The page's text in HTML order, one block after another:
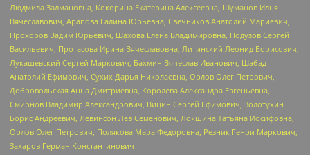
Людмила Залмановна, Кокорина Екатерина Алексеевна, Шуманов Илья
Вячеславович, Арапова Галина Юрьевна, Свечников Анатолий Мариевич,
Прохоров Вадим Юрьевич, Шахова Елена Владимировна, Подузов Сергей
Васильевич, Протасова Ирина Вячеславовна, Литинский Леонид Борисович,
Лукашевский Сергей Маркович, Бахмин Вячеслав Иванович, Шабад
Анатолий Ефимович, Сухих Дарья Николаевна, Орлов Олег Петрович,
Добровольская Анна Дмитриевна, Королева Александра Евгеньевна,
Смирнов Владимир Александрович, Вицин Сергей Ефимович, Золотухин
Борис Андреевич, Левинсон Лев Семенович, Локшина Татьяна Иосифовна,
Орлов Олег Петрович, Полякова Мара Федоровна, Резник Генри Маркович,
Захаров Герман Константинович